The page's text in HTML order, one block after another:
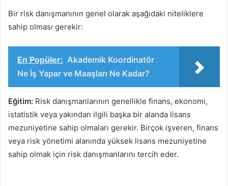
Bir risk danışmanının genel olarak aşağıdaki niteliklere
sahip olması gerekir:
En Popüler: Akademik Koordinatör
Ne İş Yapar ve Maaşları Ne Kadar?
Eğitim: Risk danışmanlarının genellikle finans, ekonomi,
istatistik veya yakından ilgili başka bir alanda lisans
mezuniyetine sahip olmaları gerekir. Birçok işveren, finans
veya risk yönetimi alanında yüksek lisans mezuniyetine
sahip olmak için risk danışmanlarını tercih eder.